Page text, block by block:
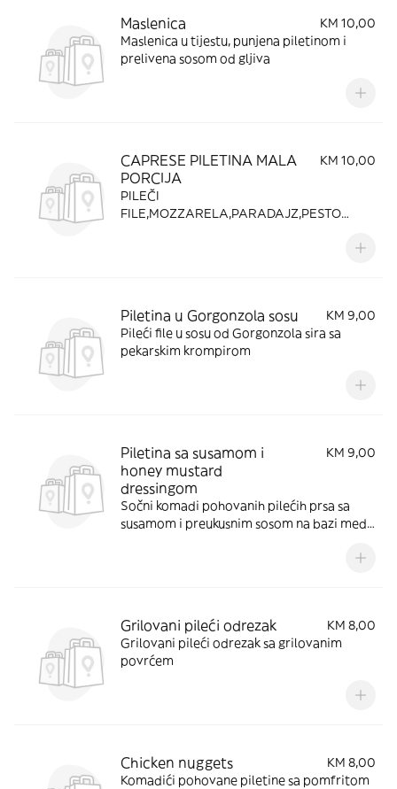
Maslenica
KM 10,00
Maslenica u tijestu, punjena piletinom i
prelivena sosom od gljiva
CAPRESE PILETINA MALA
PORCIJA
KM 10,00
PILEČI
FILE,MOZZARELA,PARADAJZ,PESTO
Piletina u Gorgonzola sosu
KM 9,00
Pileći file u sosu od Gorgonzola sira sa
pekarskim krompirom
Piletina sa susamom i
honey mustard
dressingom
KM 9,00
Sočni komadi pohovanih pilećih prsa sa
susamom i preukusnim sosom na bazi meda
Grilovani pileći odrezak
KM 8,00
Grilovani pileći odrezak sa grilovanim
povrćem
Chicken nuggets
KM 8,00
Komadići pohovane piletine sa pomfritom